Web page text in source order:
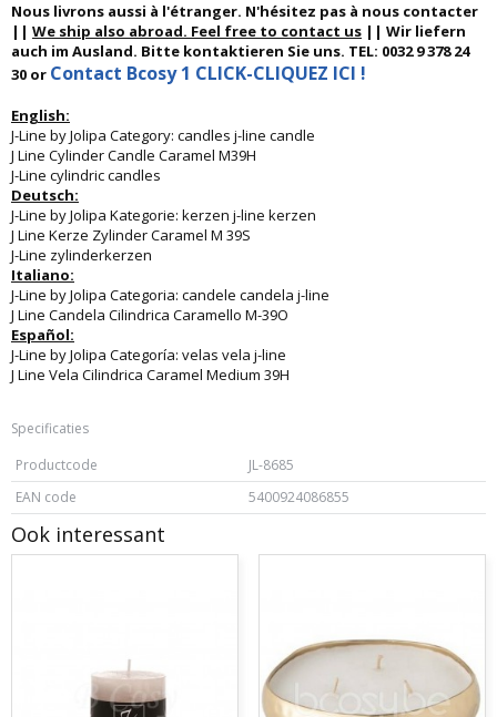
Nous livrons aussi à l'étranger. N'hésitez pas à nous contacter
|| We ship also abroad. Feel free to contact us || Wir liefern
auch im Ausland. Bitte kontaktieren Sie uns. TEL: 0032 9 378 24
30 or Contact Bcosy 1 CLICK-CLIQUEZ ICI !
English:
J-Line by Jolipa Category: candles j-line candle
J Line Cylinder Candle Caramel M39H
J-Line cylindric candles
Deutsch:
J-Line by Jolipa Kategorie: kerzen j-line kerzen
J Line Kerze Zylinder Caramel M 39S
J-Line zylinderkerzen
Italiano:
J-Line by Jolipa Categoria: candele candela j-line
J Line Candela Cilindrica Caramello M-39O
Español:
J-Line by Jolipa Categoría: velas vela j-line
J Line Vela Cilindrica Caramel Medium 39H
Specificaties
Productcode
JL-8685
EAN code
5400924086855
Ook interessant